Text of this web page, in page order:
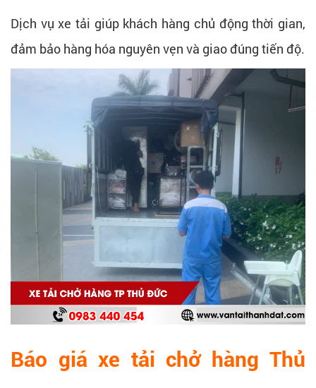
Dịch vụ xe tải giúp khách hàng chủ động thời gian,
đảm bảo hàng hóa nguyên vẹn và giao đúng tiến độ.
Báo giá xe tải chở hàng Thủ